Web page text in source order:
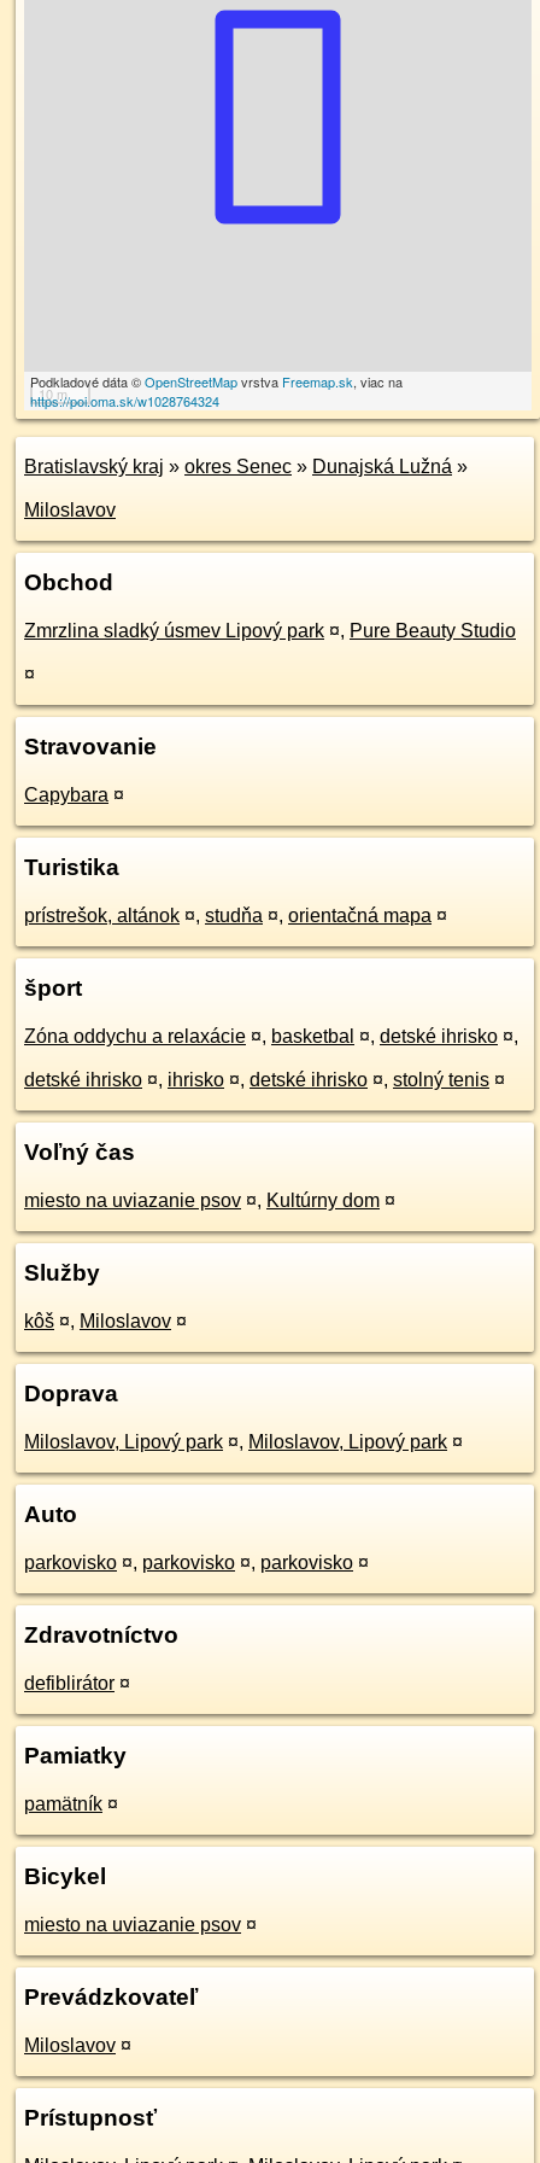
10 m
Podkladové dáta ©OpenStreetMapvrstva Freemap.sk, viac na
https://poi.oma.sk/w1028764324
Bratislavský kraj » okres Senec » Dunajská Lužná »
Miloslavov
Obchod
Zmrzlina sladký úsmev Lipový park ¤, Pure Beauty Studio
¤
Stravovanie
Capybara ¤
Turistika
prístrešok, altánok ¤, studňa ¤, orientačná mapa ¤
šport
Zóna oddychu a relaxácie ¤, basketbal ¤, detské ihrisko ¤,
detské ihrisko ¤, ihrisko ¤, detské ihrisko ¤, stolný tenis ¤
Voľný čas
miesto na uviazanie psov ¤, Kultúrny dom ¤
Služby
kôš ¤, Miloslavov ¤
Doprava
Miloslavov, Lipový park ¤, Miloslavov, Lipový park ¤
Auto
parkovisko ¤, parkovisko ¤, parkovisko ¤
Zdravotníctvo
defiblirátor ¤
Pamiatky
pamätník ¤
Bicykel
miesto na uviazanie psov ¤
Prevádzkovateľ
Miloslavov ¤
Prístupnosť